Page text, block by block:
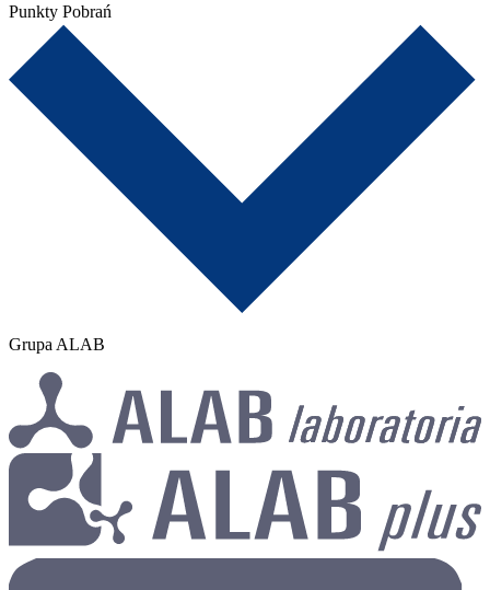
Punkty Pobrań
Grupa ALAB